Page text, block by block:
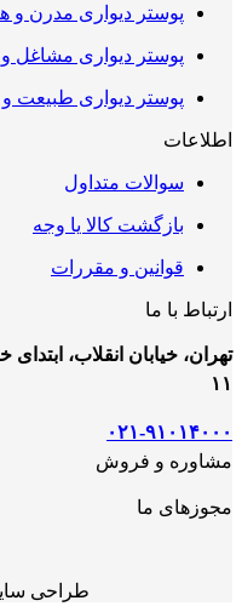
پوستر دیواری مدرن و
پوستر دیواری مشاغل
پوستر دیواری طبیعت
اطلاعات
سوالات متداول
بازگشت کالا یا وجه
قوانین و مقررات
ارتباط با ما
تهران، خیابان انقلاب،
۱۱
۰۲۱-۹۱۰۱۴۰۰۰
مشاوره و فروش
مجوزهای ما
طراحی